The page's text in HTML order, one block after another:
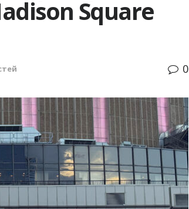
Square
0